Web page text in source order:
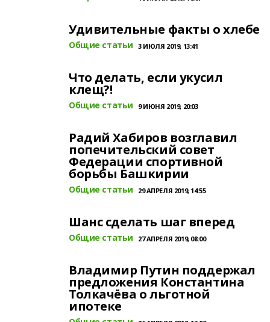
Удивительные факты о хлебе
Общие статьи 3 ИЮЛЯ 2019, 13:41
Что делать, если укусил
клещ?!
Общие статьи 9 ИЮНЯ 2019, 20:03
Радий Хабиров возглавил
попечительский совет
Федерации спортивной
борьбы Башкирии
Общие статьи 29 АПРЕЛЯ 2019, 14:55
Шанс сделать шаг вперед
Общие статьи 27 АПРЕЛЯ 2019, 08:00
Владимир Путин поддержал
предложения Константина
Толкачёва о льготной
ипотеке